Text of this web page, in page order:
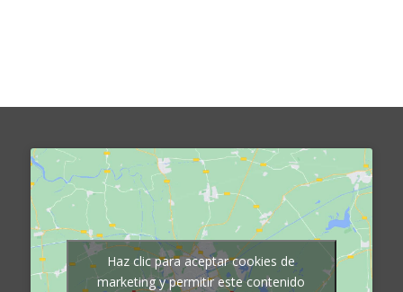
Haz clic para aceptar cookies de
marketing y permitir este contenido